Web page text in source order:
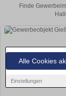
Alle Cookies
Einstellungen
Finde